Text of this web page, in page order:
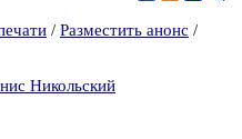
/ Разместить анонс /
Никольский